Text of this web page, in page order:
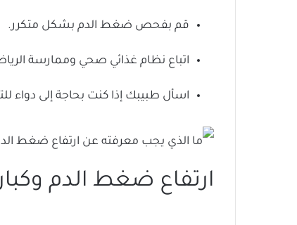
قم بفحص ضغط الدم بشكل متكرر.
اتباع نظام غذائي صحي وممارسة
اسأل طبيبك إذا كنت بحاجة إلى دواء
ارتفاع ضغط الدم